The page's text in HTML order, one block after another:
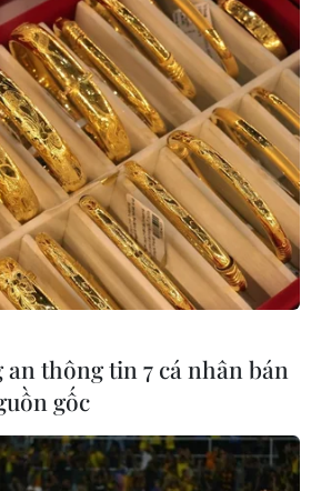
an thông tin 7 cá nhân bán
gốc